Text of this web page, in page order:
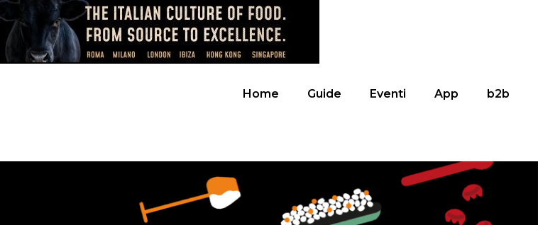
Home Guide Eventi App b2b